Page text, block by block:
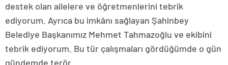
destek olan ailelere ve öğretmenlerini tebrik
ediyorum. Ayrıca bu imkânı sağlayan Şahinbey
Belediye Başkanımız Mehmet Tahmazoğlu ve ekibini
tebrik ediyorum. Bu tür çalışmaları gördüğümde o gün
gündemde terör